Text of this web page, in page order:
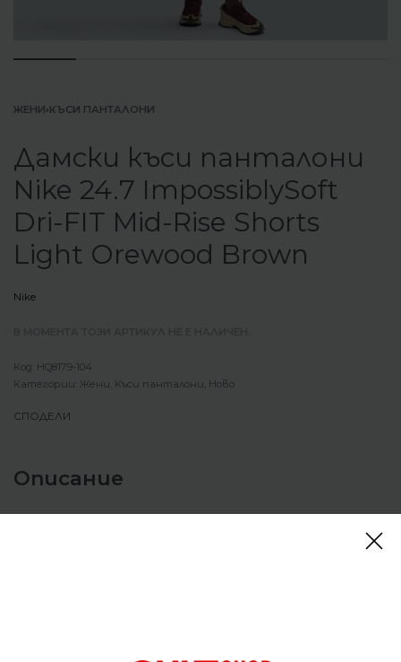
ЖЕНИ›КЪСИ ПАНТАЛОНИ
Дамски къси панталони
Nike 24.7 ImpossiblySoft
Dri-FIT Mid-Rise Shorts
Light Orewood Brown
Nike
HQ8179-104
Категории: Жени Къси панталони Ново
СПОДЕЛИ
Описание